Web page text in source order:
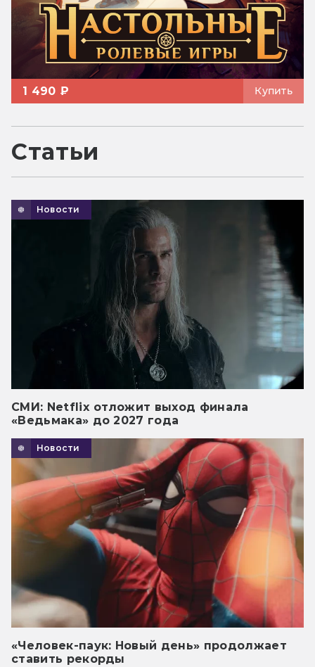
1 490 ₽ Купить
Статьи
Новости
СМИ: Netflix отложит выход финала
«Ведьмака» до 2027 года
Новости
«Человек-паук: Новый день» продолжает
ставить рекорды